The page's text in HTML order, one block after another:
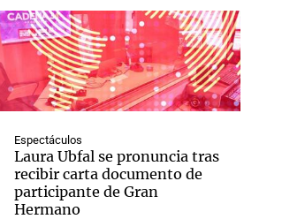
Espectáculos
Laura Ubfal se pronuncia tras
recibir carta documento de
participante de Gran
Hermano
Notas